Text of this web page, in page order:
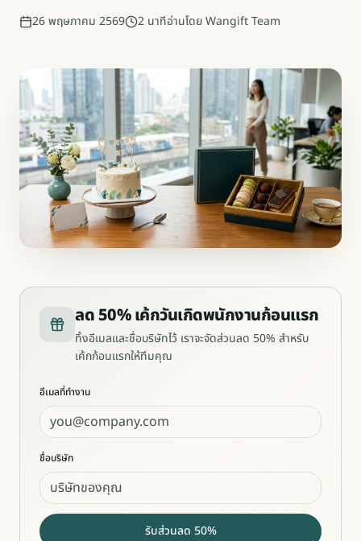
26 พฤษภาคม 2569 2 นาทีอ่านโดยWangift Team
ลด 50% เค้กวันเกิดพนักงานก้อนแรก
ทิ้งอีเมลและชื่อบริษัทไว้ เราจะจัดส่วนลด 50% สำหรับ
เค้กก้อนแรกให้ทีมคุณ
อีเมลที่ทำงาน
ชื่อบริษัท
รับส่วนลด 50%